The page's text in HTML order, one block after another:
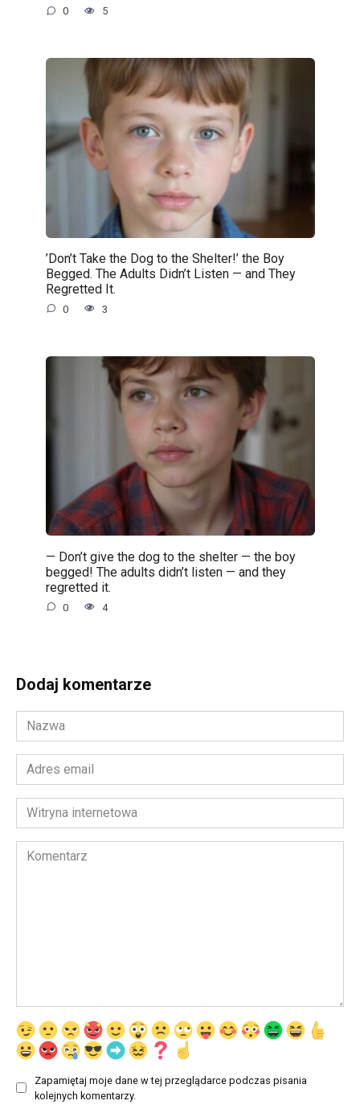
0 5
’Don’t Take the Dog to the Shelter!’ the Boy
Begged. The Adults Didn’t Listen — and They
Regretted It.
0 3
— Don’t give the dog to the shelter — the boy
begged! The adults didn’t listen — and they
regretted it.
0 4
Dodaj komentarze
Nazwa
*
Adres
email
*Witryna
internetowa
Komentarz
Zapamiętaj moje dane w tej przeglądarce podczas pisania
kolejnych komentarzy.